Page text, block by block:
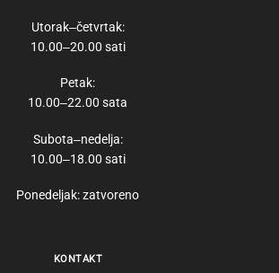
Utorak‒četvrtak:
10.00‒20.00 sati
Petak:
10.00‒22.00 sata
Subota‒nedelja:
10.00‒18.00 sati
Ponedeljak: zatvoreno
KONTAKT